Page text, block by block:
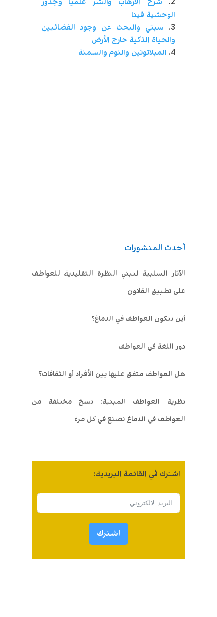
أحدث المنشورات
الآثار السلبية لتبني النظرة التقليدية للعواطف
على تطبيق القانون
أين تتكون العواطف في الدماغ؟
دور اللغة في العواطف
هل العواطف متفق عليها بين الأفراد أو الثقافات؟
نظرية العواطف المبنية: نسخ مختلفة من
العواطف في الدماغ تصنع في كل مرة
اشترك في القائمة البريدية:
اشترك
شرح الارهاب والشر علميا وجذور
الوحشية فينا
سيتي والبحث عن وجود الفضائيين
والحياة الذكية خارج الأرض
الميلاتونين والنوم والسمنة